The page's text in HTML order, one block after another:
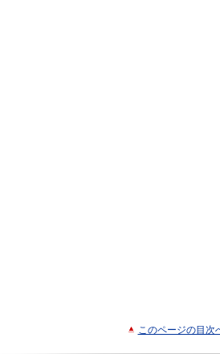
このページの目次